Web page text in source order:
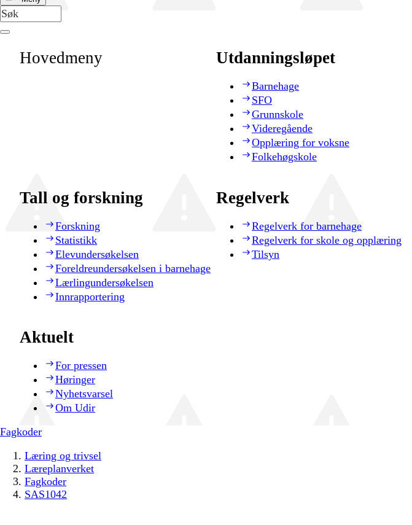
Hovedmeny Utdanningsløpet
Barnehage
SFO
Grunnskole
Videregående
Opplæring for voksne
Folkehøgskole
Tall og forskning
Forskning
Statistikk
Elevundersøkelsen
Foreldreundersøkelsen i barnehage
Lærlingundersøkelsen
Innrapportering
Regelverk
Regelverk for barnehage
Regelverk for skole og opplæring
Tilsyn
Aktuelt
For pressen
Høringer
Nyhetsvarsel
Om Udir
Fagkoder
Læring og trivsel
Læreplanverket
Fagkoder
SAS1042